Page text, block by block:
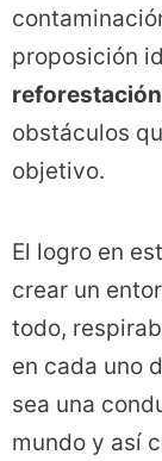
proposición
reforestación
obstáculos
objetivo.
El logro en
crear un
todo,
en cada uno
sea una
mundo y así